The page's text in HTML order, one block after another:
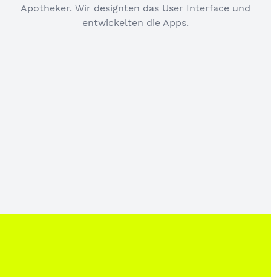
Apotheker. Wir designten das User Interface und
entwickelten die Apps.